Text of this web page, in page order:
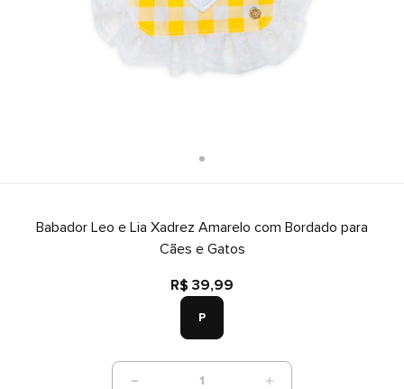
Babador Leo e Lia Xadrez Amarelo com Bordado para
Cães e Gatos
R$ 39,99
P
1